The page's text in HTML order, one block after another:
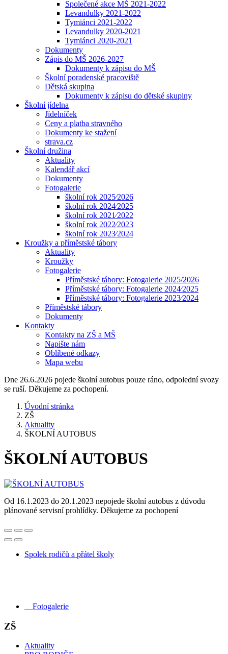
Společené akce MŠ 2021-2022
Levandulky 2021-2022
Tymiánci 2021-2022
Levandulky 2020-2021
Tymiánci 2020-2021
Dokumenty
Zápis do MŠ 2026-2027
Dokumenty k zápisu do MŠ
Školní poradenské pracoviště
Dětská skupina
Dokumenty k zápisu do dětské skupiny
Školní jídelna
Jídelníček
Ceny a platba stravného
Dokumenty ke stažení
strava.cz
Školní družina
Aktuality
Kalendář akcí
Dokumenty
Fotogalerie
školní rok 2025⁄2026
školní rok 2024⁄2025
školní rok 2021⁄2022
školní rok 2022⁄2023
školní rok 2023⁄2024
Kroužky a příměstské tábory
Aktuality
Kroužky
Fotogalerie
Příměstské tábory: Fotogalerie 2025/2026
Příměstské tábory: Fotogalerie 2024⁄2025
Příměstské tábory: Fotogalerie 2023⁄2024
Příměstské tábory
Dokumenty
Kontakty
Kontakty na ZŠ a MŠ
Napište nám
Oblíbené odkazy
Mapa webu
Dne 26.6.2026 pojede školní autobus pouze ráno, odpolední svozy
se ruší. Děkujeme za pochopení.
Úvodní stránka
ZŠ
Aktuality
ŠKOLNÍ AUTOBUS
ŠKOLNÍ AUTOBUS
Od 16.1.2023 do 20.1.2023 nepojede školní autobus z důvodu
plánované servisní prohlídky. Děkujeme za pochopení
Spolek rodičů a přátel školy
Fotogalerie
ZŠ
Aktuality